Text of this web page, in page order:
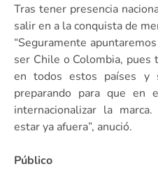
Tras tener presencia
salir en a la conquista de
“Seguramente
ser Chile o Colombia, pues
en todos estos países y
preparando para que en
internacionalizar la
estar ya afuera”, anució.
Público